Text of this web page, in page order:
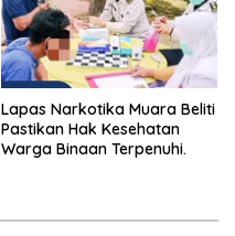
Lapas Narkotika Muara Beliti
Pastikan Hak Kesehatan
Warga Binaan Terpenuhi.